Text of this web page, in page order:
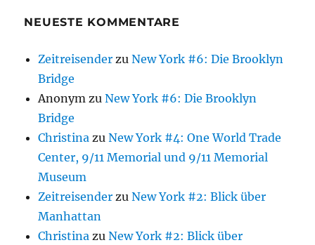
NEUESTE KOMMENTARE
Zeitreisender zuNew York #6: Die Brooklyn
Bridge
Anonym zuNew York #6: Die Brooklyn
Bridge
Christina zuNew York #4: One World Trade
Center, 9/11 Memorial und 9/11 Memorial
Museum
Zeitreisender zuNew York #2: Blick über
Manhattan
Christina zuNew York #2: Blick über